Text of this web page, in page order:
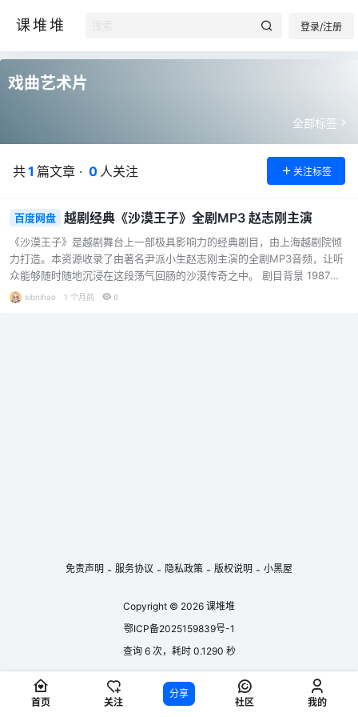
课堆堆 登录/注册
戏曲艺术片
全部标签
共1 篇文章 · 0 人关注 关注标签
百度网盘 越剧经典《沙漠王子》全剧MP3 赵志刚主演
《沙漠王子》是越剧舞台上一部极具影响力的经典剧目，由上海越剧院倾
力打造。本资源收录了由著名尹派小生赵志刚主演的全剧MP3音频，让听
众能够随时随地沉浸在这段荡气回肠的沙漠传奇之中。 剧目背景 1987
年，上海电视台将《沙漠王子》摄制成戏曲艺术片，由陈曼等编剧，赵慧
sibnihao 1 个月前 0
免责声明 - 服务协议 - 隐私政策 - 版权说明 - 小黑屋
Copyright © 2026 课堆堆
鄂ICP备2025159839号-1
查询 6 次，耗时 0.1290 秒
首页 关注
分享
社区 我的